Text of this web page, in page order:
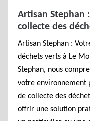
Artisan Stephan
collecte des
Artisan Stephan :
déchets verts à Le
Stephan, nous
votre environnement
de collecte des
offrir une solution